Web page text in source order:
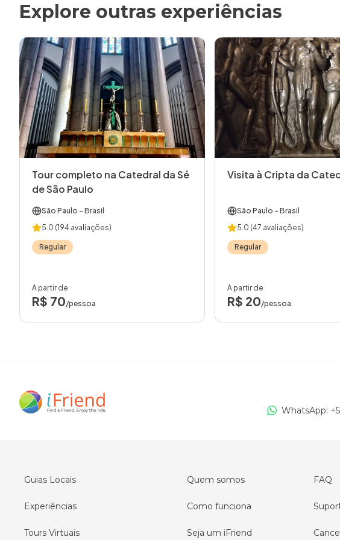
Explore outras experiências
Tour completo na Catedral da Sé
de São Paulo
São Paulo - Brasil
5.0 (194 avaliações)
Regular
A partir de
R$ 70/pessoa
Visita à Cripta da
São Paulo - Brasil
5.0 (47 avaliações)
Regular
A partir de
R$ 20/pessoa
WhatsApp: +
Guias Locais
Experiências
Tours Virtuais
Quem somos
Como funciona
Seja um iFriend
FAQ